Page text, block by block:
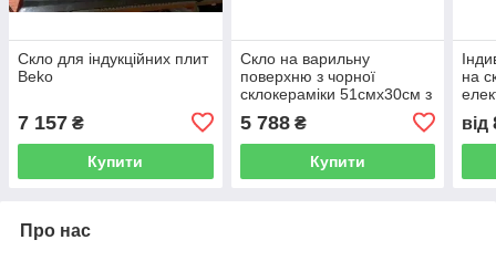
Скло для індукційних плит
Beko
7 157 ₴
Купити
Скло на варильну
поверхню з чорної
склокераміки 51смх30см з
нанесенням зображення
КУ (кнопок управління)
5 788₴
Купити
на
від
Про нас